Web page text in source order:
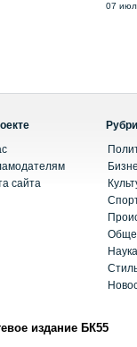
07
сайта
издание БК55